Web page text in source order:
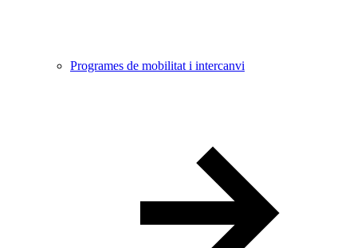
Programes de mobilitat i intercanvi